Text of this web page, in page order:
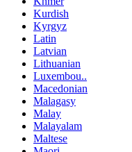
Kurdish
Kyrgyz
Latin
Latvian
Lithuanian
Luxembou..
Macedonian
Malagasy
Malay
Malayalam
Maltese